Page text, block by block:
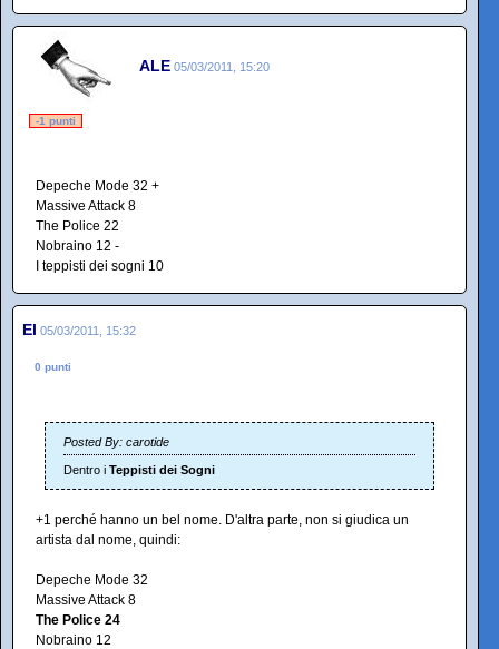
ALE 05/03/2011, 15:20
-1 punti
Depeche Mode 32 +
Massive Attack 8
The Police 22
Nobraino 12 -
I teppisti dei sogni 10
El 05/03/2011, 15:32
0 punti
Posted By: carotide
Dentro i Teppisti dei Sogni
+1 perché hanno un bel nome. D'altra parte, non si giudica un
artista dal nome, quindi:
Depeche Mode 32
Massive Attack 8
The Police 24
Nobraino 12